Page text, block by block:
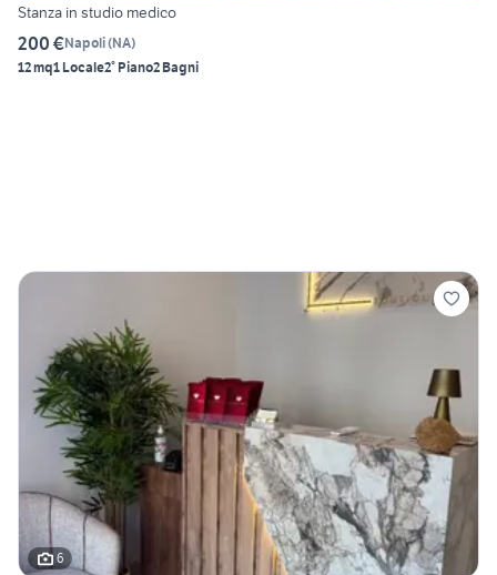
Stanza in studio medico
200 €Napoli(NA)
12 mq1 Locale2° Piano2 Bagni
6